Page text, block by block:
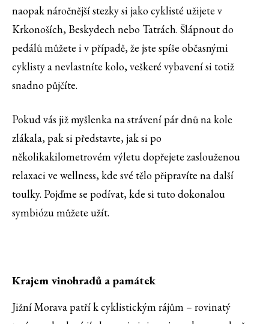
naopak náročnější stezky si jako cyklisté užijete v
Krkonoších, Beskydech nebo Tatrách. Šlápnout do
pedálů můžete i v případě, že jste spíše občasnými
cyklisty a nevlastníte kolo, veškeré vybavení si totiž
snadno půjčíte.
Pokud vás již myšlenka na strávení pár dnů na kole
zlákala, pak si představte, jak si po
několikakilometrovém výletu dopřejete zaslouženou
relaxaci ve wellness, kde své tělo připravíte na další
toulky. Pojďme se podívat, kde si tuto dokonalou
symbiózu můžete užít.
Krajem vinohradů a památek
Jižní Morava patří k cyklistickým rájům – rovinatý